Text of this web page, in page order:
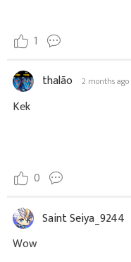
1
thalão 2 months ago
Kek
0
Saint Seiya_9244
Wow